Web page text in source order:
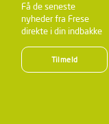
Få de seneste
nyheder fra Frese
direkte i din indbakke
Tilmeld